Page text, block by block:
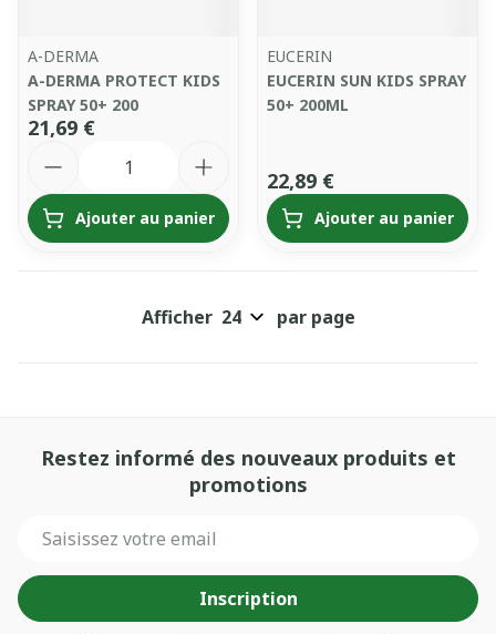
A-DERMA
A-DERMA PROTECT KIDS
SPRAY 50+ 200
21,69 €
Ajouter au panier
EUCERIN
EUCERIN SUN KIDS SPRAY
50+ 200ML
22,89 €
Ajouter au panier
Afficher par page
Restez informé des nouveaux produits et
promotions
Inscription